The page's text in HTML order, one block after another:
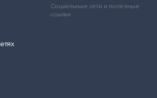
Социальные сети и полезные
ссылки